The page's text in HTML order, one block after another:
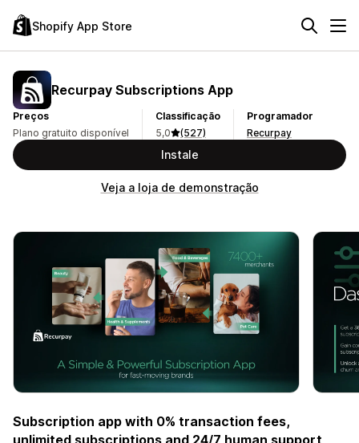
Shopify App Store
Recurpay Subscriptions App
Preços
Plano gratuito disponível
Classificação
5,0
(527)
Programador
Recurpay
Instale
Veja a loja de demonstração
Subscription app with 0% transaction fees,